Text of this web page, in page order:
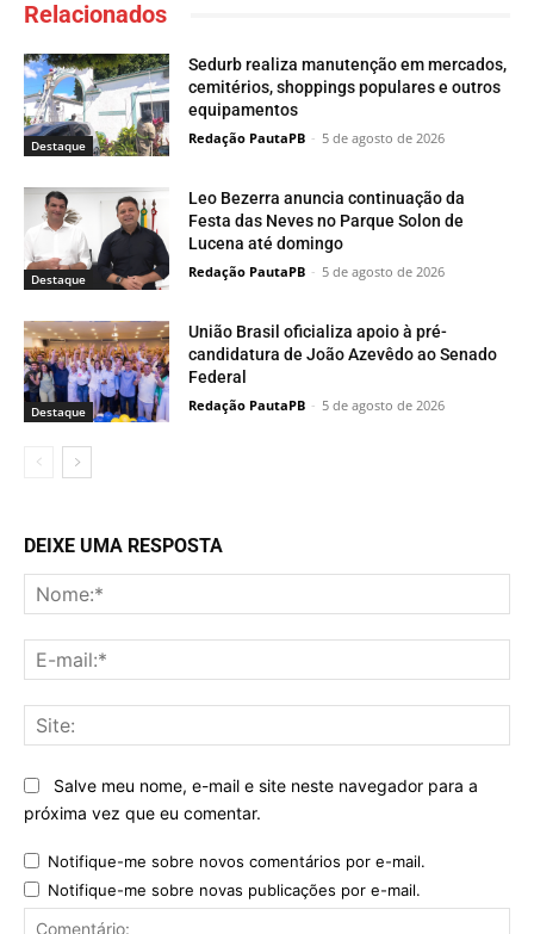
Relacionados
Destaque
Sedurb realiza manutenção em mercados,
cemitérios, shoppings populares e outros
equipamentos
Redação PautaPB - 5 de agosto de 2026
Destaque
Leo Bezerra anuncia continuação da
Festa das Neves no Parque Solon de
Lucena até domingo
Redação PautaPB - 5 de agosto de 2026
Destaque
União Brasil oficializa apoio à pré-
candidatura de João Azevêdo ao Senado
Federal
Redação PautaPB - 5 de agosto de 2026
DEIXE UMA RESPOSTA
Salve meu nome, e-mail e site neste navegador para a
próxima vez que eu comentar.
Notifique-me sobre novos comentários por e-mail.
Notifique-me sobre novas publicações por e-mail.